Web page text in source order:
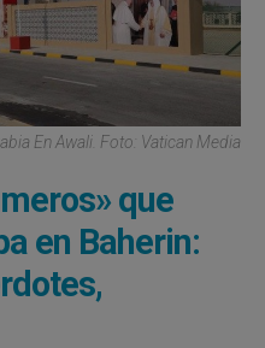
En Awali. Foto: Vatican Media
que
en Baherin: